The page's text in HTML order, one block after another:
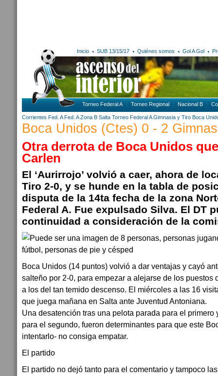
Inicio SUB 13/15/17 Quiénes somos Gol A Gol
Torneo Federal A Torneo Regional Nacional B
Corrientes Fed. A Fed. A Zona B Salta Torneo Federal A Gimnasia y Tiro Boca
Boca Unidos (Ctes) 0 - 2
Otra derrota de Boca Unidos
Carlen
El ‘Aurirrojo’ volvió a caer, ahora de
Tiro 2-0, y se hunde en la tabla de
disputa de la 14ta fecha de la zona
Federal A. Fue expulsado Silva. El DT
continuidad a consideración de la
Boca Unidos (14 puntos) volvió a dar ventajas y cayó
salteño por 2-0, para empezar a alejarse de los puestos
a los del tan temido descenso. El miércoles a las 16
que juega mañana en Salta ante Juventud Antoniana.
Una desatención tras una pelota parada para el primero
para el segundo, fueron determinantes para que este
intentarlo- no consiga empatar.
El partido
El partido no dejó tanto para el comentario y tampoco